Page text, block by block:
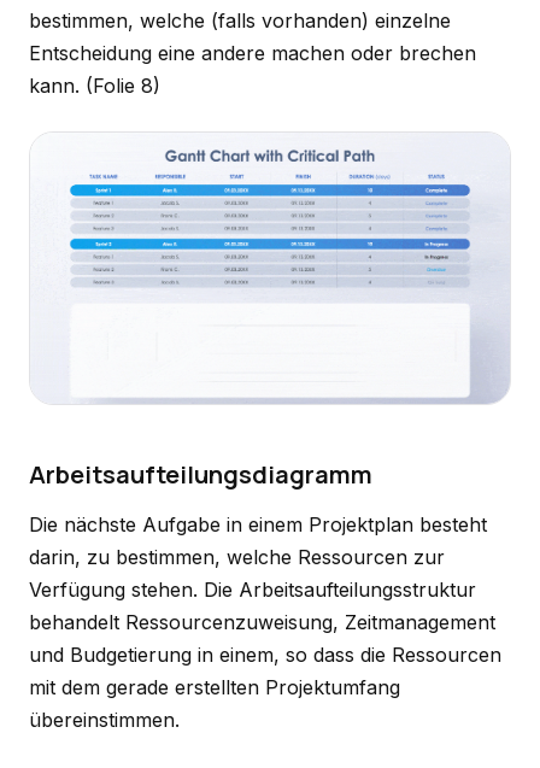
bestimmen, welche (falls vorhanden) einzelne
Entscheidung eine andere machen oder brechen
kann. (Folie 8)
Arbeitsaufteilungsdiagramm
Die nächste Aufgabe in einem Projektplan besteht
darin, zu bestimmen, welche Ressourcen zur
Verfügung stehen. Die Arbeitsaufteilungsstruktur
behandelt Ressourcenzuweisung, Zeitmanagement
und Budgetierung in einem, so dass die Ressourcen
mit dem gerade erstellten Projektumfang
übereinstimmen.